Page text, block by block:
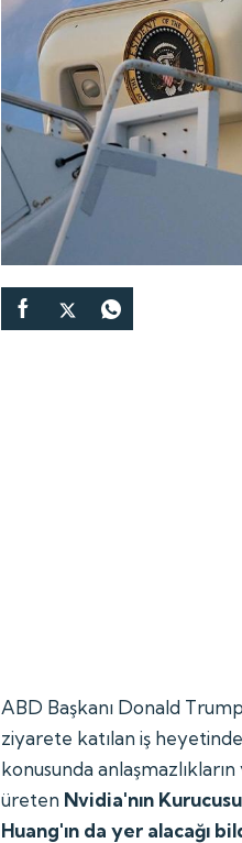
ABD Başkanı Donald
ziyarete katılan iş
konusunda
üreten Nvidia'nın
Huang'ın da yer alacağı